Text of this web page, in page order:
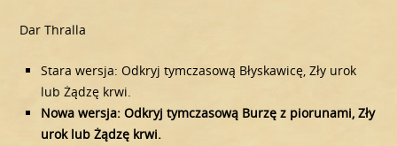
Dar Thralla
Stara wersja: Odkryj tymczasową Błyskawicę, Zły urok
lub Żądzę krwi.
Nowa wersja: Odkryj tymczasową Burzę z piorunami, Zły
urok lub Żądzę krwi.